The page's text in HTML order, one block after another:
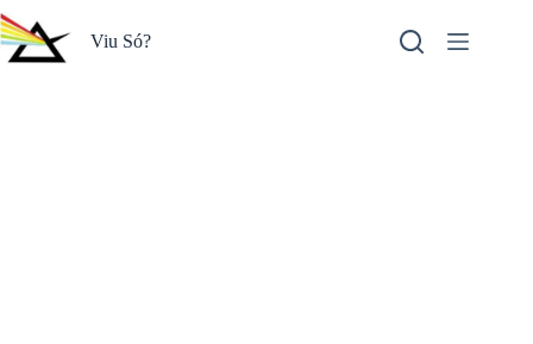
Pular
para
o
Viu Só?